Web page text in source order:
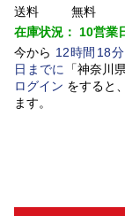
送料
無料
在庫状況： 10営業
今から 12時間 18
日 までに 「神奈川
ログイン をすると
ます。